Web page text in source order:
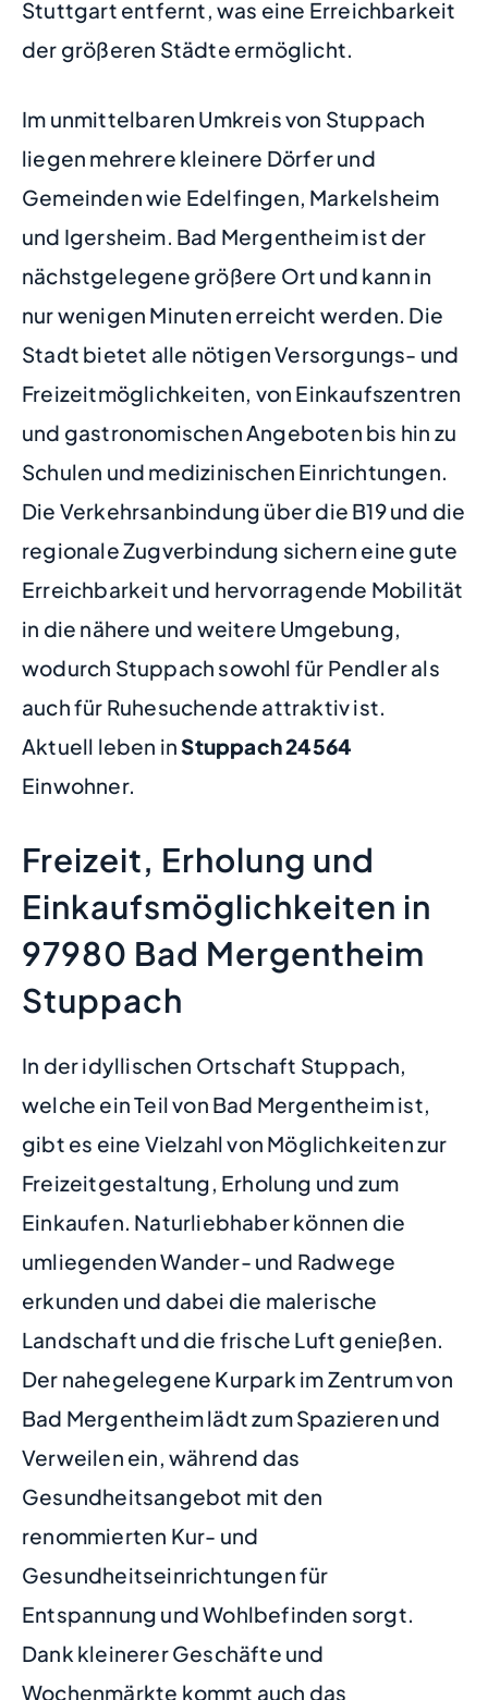
Stuttgart entfernt, was eine Erreichbarkeit
der größeren Städte ermöglicht.
Im unmittelbaren Umkreis von Stuppach
liegen mehrere kleinere Dörfer und
Gemeinden wie Edelfingen, Markelsheim
und Igersheim. Bad Mergentheim ist der
nächstgelegene größere Ort und kann in
nur wenigen Minuten erreicht werden. Die
Stadt bietet alle nötigen Versorgungs- und
Freizeitmöglichkeiten, von Einkaufszentren
und gastronomischen Angeboten bis hin zu
Schulen und medizinischen Einrichtungen.
Die Verkehrsanbindung über die B19 und die
regionale Zugverbindung sichern eine gute
Erreichbarkeit und hervorragende Mobilität
in die nähere und weitere Umgebung,
wodurch Stuppach sowohl für Pendler als
auch für Ruhesuchende attraktiv ist.
Aktuell leben inStuppach24564
Einwohner.
Freizeit, Erholung und
Einkaufsmöglichkeiten in
97980 Bad Mergentheim
Stuppach
In der idyllischen Ortschaft Stuppach,
welche ein Teil von Bad Mergentheim ist,
gibt es eine Vielzahl von Möglichkeiten zur
Freizeitgestaltung, Erholung und zum
Einkaufen. Naturliebhaber können die
umliegenden Wander- und Radwege
erkunden und dabei die malerische
Landschaft und die frische Luft genießen.
Der nahegelegene Kurpark im Zentrum von
Bad Mergentheim lädt zum Spazieren und
Verweilen ein, während das
Gesundheitsangebot mit den
renommierten Kur- und
Gesundheitseinrichtungen für
Entspannung und Wohlbefinden sorgt.
Dank kleinerer Geschäfte und
Wochenmärkte kommt auch das